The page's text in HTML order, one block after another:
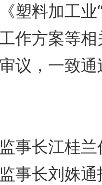
塑料加工业
作方案等
议，一致
长江桂兰
事长刘姝